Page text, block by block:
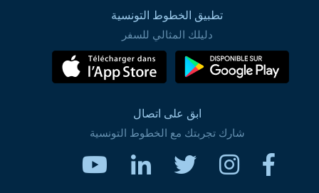
تطبيق الخطوط التونسية
دليلك المثالي للسفر
ابق على اتصال
شارك تجربتك مع الخطوط التونسية